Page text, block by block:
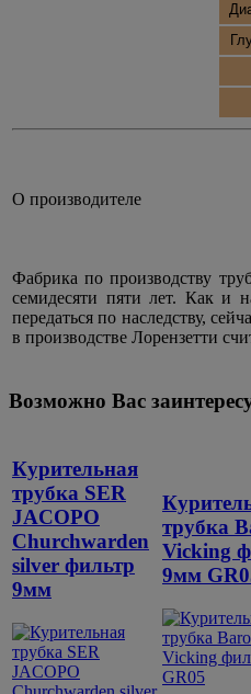
О производителе
Фабрика по производству
семидесяти пяти лет. Как и
передаться по наследству,
в производстве Лорензетти
Возможно Вас
Курительная
трубка SER
JACOPO
Churchwarden
silver фильтр
9мм
трубка
Vicking
9мм